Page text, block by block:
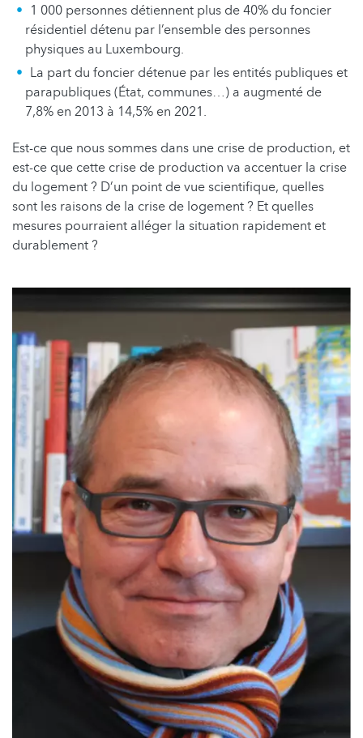
1 000 personnes détiennent plus de 40% du foncier
résidentiel détenu par l’ensemble des personnes
physiques au Luxembourg.
La part du foncier détenue par les entités publiques et
parapubliques (État, communes…) a augmenté de
7,8% en 2013 à 14,5% en 2021.
Est-ce que nous sommes dans une crise de production, et
est-ce que cette crise de production va accentuer la crise
du logement ? D’un point de vue scientifique, quelles
sont les raisons de la crise de logement ? Et quelles
mesures pourraient alléger la situation rapidement et
durablement ?